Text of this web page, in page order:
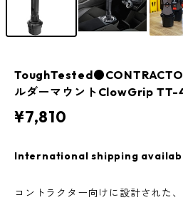
ルダーマウントClowGrip
¥7,810
International shipping
コントラクター向けに設計された